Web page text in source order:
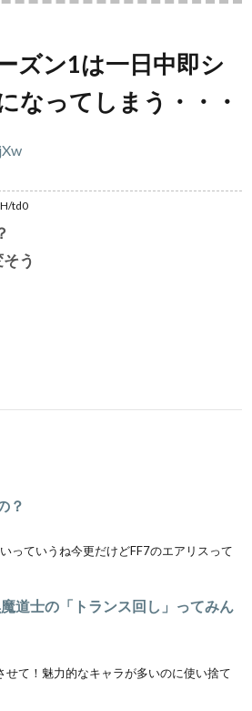
ズン1は一日中即シ
なってしまう・・・
td0
う
？
っていうね今更だけどFF7のエアリスって
道士の「トランス回し」ってみん
て！魅力的なキャラが多いのに使い捨て